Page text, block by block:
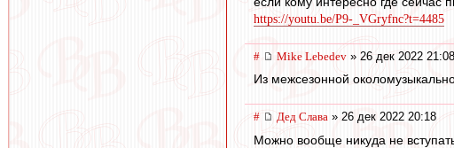
https://youtu.be/P9-_VGryfnc?t=4485
# Mike Lebedev » 26 дек 2022 21:08
Из межсезонной
# Дед Слава » 26 дек 2022 20:18
Можно вообще никуда не